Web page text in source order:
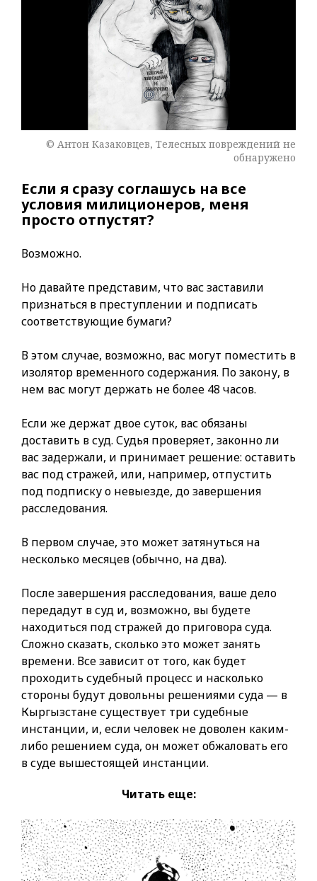
© Антон Казаковцев, Телесных повреждений не
обнаружено
Если я сразу соглашусь на все
условия милиционеров, меня
просто отпустят?
Возможно.
Но давайте представим, что вас заставили
признаться в преступлении и подписать
соответствующие бумаги?
В этом случае, возможно, вас могут поместить в
изолятор временного содержания. По закону, в
нем вас могут держать не более 48 часов.
Если же держат двое суток, вас обязаны
доставить в суд. Судья проверяет, законно ли
вас задержали, и принимает решение: оставить
вас под стражей, или, например, отпустить
под подписку о невыезде, до завершения
расследования.
В первом случае, это может затянуться на
несколько месяцев (обычно, на два).
После завершения расследования, ваше дело
передадут в суд и, возможно, вы будете
находиться под стражей до приговора суда.
Сложно сказать, сколько это может занять
времени. Все зависит от того, как будет
проходить судебный процесс и насколько
стороны будут довольны решениями суда — в
Кыргызстане существует три судебные
инстанции, и, если человек не доволен каким-
либо решением суда, он может обжаловать его
в суде вышестоящей инстанции.
Читать еще: